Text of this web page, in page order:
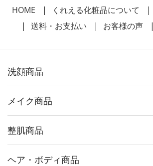
HOME くれえる化粧品について
送料・お支払い
お客様の声
洗顔商品
メイク商品
整肌商品
ヘア・ボディ商品